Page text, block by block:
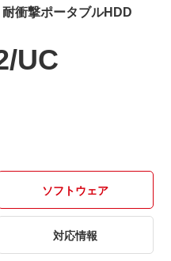
衝撃ポータブルHDD
UC
ソフトウェア
対応情報